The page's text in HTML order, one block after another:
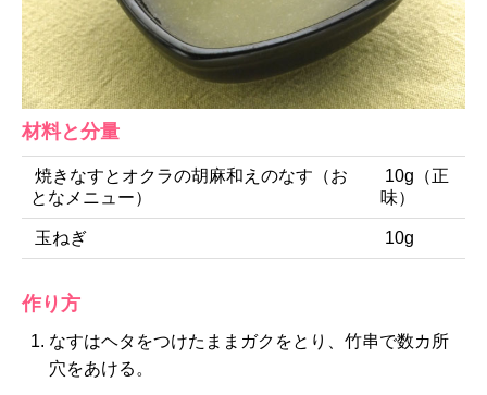
材料と分量
焼きなすとオクラの胡麻和えのなす（お
となメニュー）
10g（正
味）
玉ねぎ 10g
作り方
なすはヘタをつけたままガクをとり、竹串で数カ所
穴をあける。